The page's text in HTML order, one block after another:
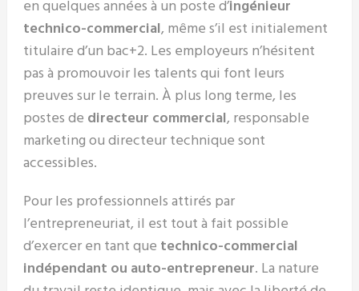
en quelques années à un poste d’ingénieur
technico-commercial, même s’il est initialement
titulaire d’un bac+2. Les employeurs n’hésitent
pas à promouvoir les talents qui font leurs
preuves sur le terrain. À plus long terme, les
postes de directeur commercial, responsable
marketing ou directeur technique sont
accessibles.
Pour les professionnels attirés par
l’entrepreneuriat, il est tout à fait possible
d’exercer en tant que technico-commercial
indépendant ou auto-entrepreneur. La nature